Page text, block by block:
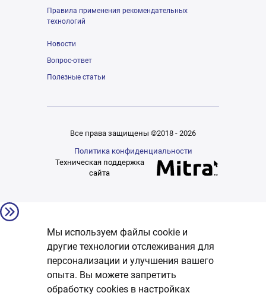
Правила применения рекомендательных
технологий
Новости
Вопрос-ответ
Полезные статьи
Все права защищены ©2018 - 2026
Политика конфиденциальности
Техническая поддержка
сайта
Мы используем файлы cookie и
другие технологии отслеживания для
персонализации и улучшения вашего
опыта. Вы можете запретить
обработку сookies в настройках